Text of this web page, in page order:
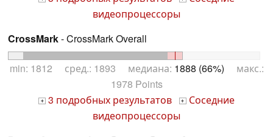
видеопроцессоры
CrossMark- CrossMark Overall
min: 1812 сред.: 1893 медиана: 1888 (66%) макс.:
1978 Points
+ 3 подробных результатов + Соседние
видеопроцессоры